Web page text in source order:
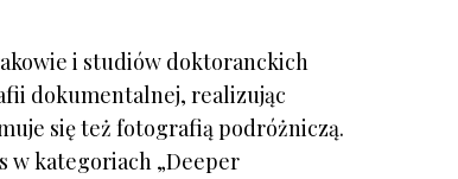
i studiów doktoranckich
dokumentalnej, realizując
się też fotografią podróżniczą.
w kategoriach „Deeper